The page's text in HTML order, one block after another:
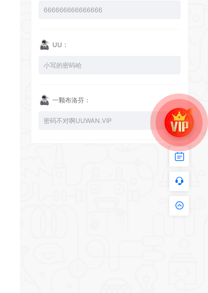
666666666666666
UU：
小写的密码哈
一颗布洛芬：
密码不对啊UUWAN.VIP